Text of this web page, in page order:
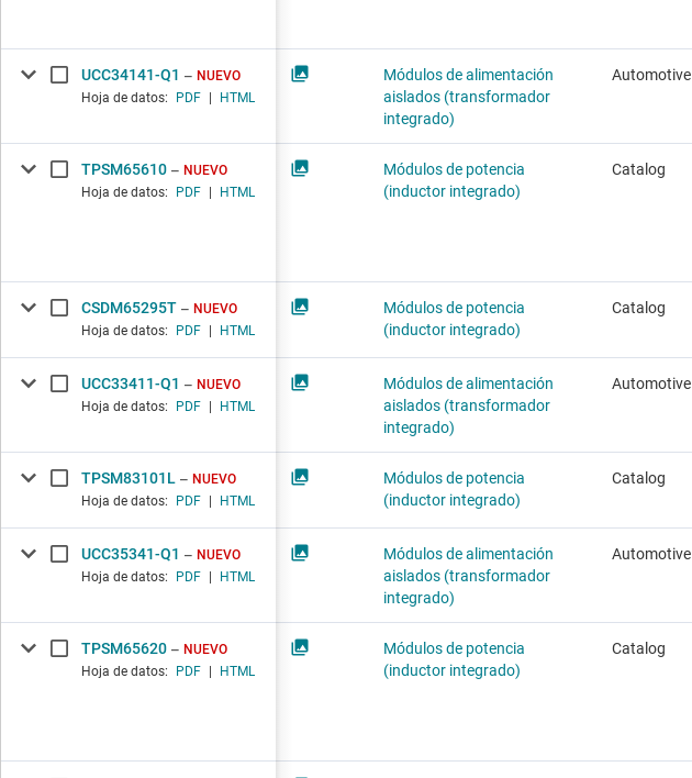
UCC34141-Q1
NUEVO
Hoja de datos:
PDF HTML
TPSM65610
NUEVO
Hoja de datos:
PDF HTML
CSDM65295T
NUEVO
Hoja de datos:
PDF HTML
UCC33411-Q1
NUEVO
Hoja de datos:
PDF HTML
TPSM83101L
NUEVO
Hoja de datos:
PDF HTML
UCC35341-Q1
NUEVO
Hoja de datos:
PDF HTML
TPSM65620
NUEVO
Hoja de datos:
PDF HTML
Módulos de alimentación
aislados (transformador
integrado)
Automotive
Módulos de potencia
(inductor integrado)
Catalog
Módulos de potencia
(inductor integrado)
Catalog
Módulos de alimentación
aislados (transformador
integrado)
Automotive
Módulos de potencia
(inductor integrado)
Catalog
Módulos de alimentación
aislados (transformador
integrado)
Automotive
Módulos de potencia
(inductor integrado)
Catalog